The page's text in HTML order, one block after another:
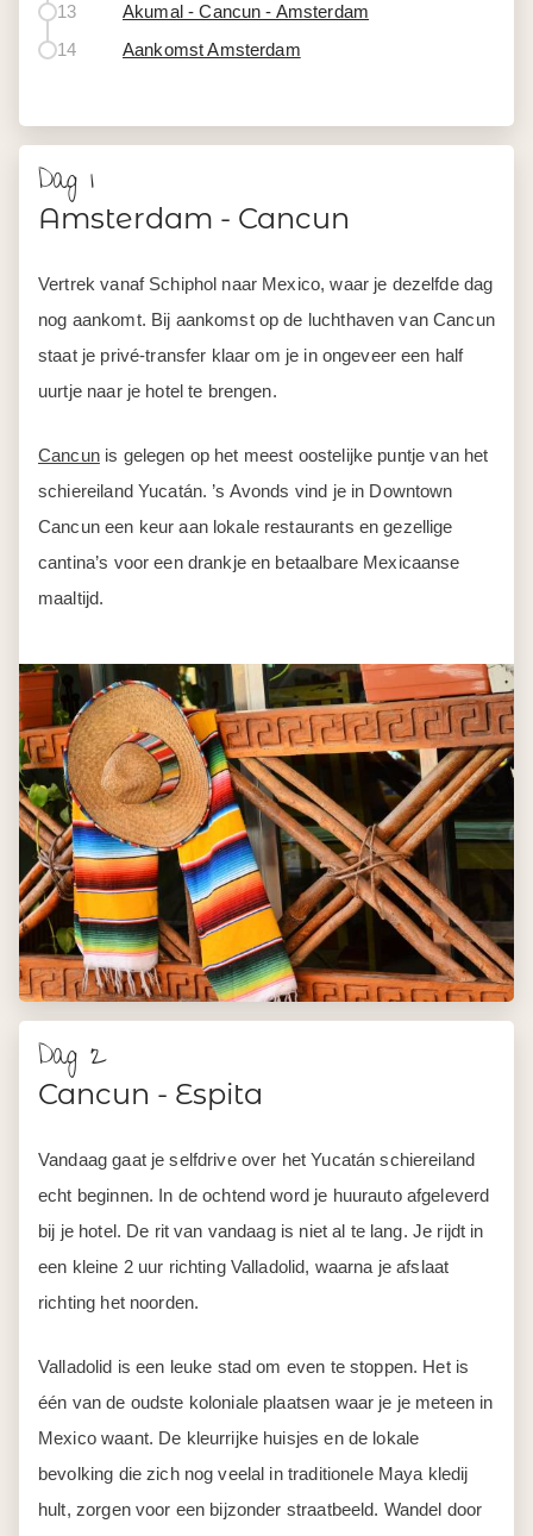
13
Akumal - Cancun - Amsterdam
14
Aankomst Amsterdam
Dag 1
Amsterdam - Cancun
Vertrek vanaf Schiphol naar Mexico, waar je dezelfde dag
nog aankomt. Bij aankomst op de luchthaven van Cancun
staat je privé-transfer klaar om je in ongeveer een half
uurtje naar je hotel te brengen.
Cancunis gelegen op het meest oostelijke puntje van het
schiereiland Yucatán. ’s Avonds vind je in Downtown
Cancun een keur aan lokale restaurants en gezellige
cantina’s voor een drankje en betaalbare Mexicaanse
maaltijd.
Dag 2
Cancun - Espita
Vandaag gaat je selfdrive over het Yucatán schiereiland
echt beginnen. In de ochtend word je huurauto afgeleverd
bij je hotel. De rit van vandaag is niet al te lang. Je rijdt in
een kleine 2 uur richting Valladolid, waarna je afslaat
richting het noorden.
Valladolid is een leuke stad om even te stoppen. Het is
één van de oudste koloniale plaatsen waar je je meteen in
Mexico waant. De kleurrijke huisjes en de lokale
bevolking die zich nog veelal in traditionele Maya kledij
hult, zorgen voor een bijzonder straatbeeld. Wandel door